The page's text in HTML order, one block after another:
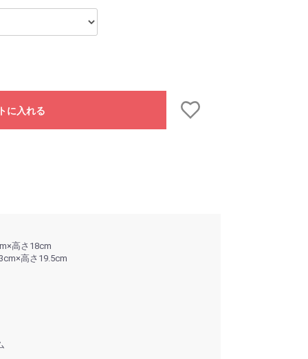
に入れる
高さ18cm
高さ19.5cm